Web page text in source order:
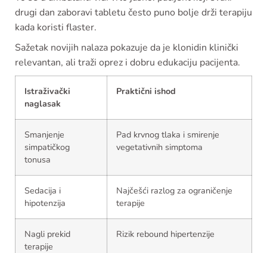
drugi dan zaboravi tabletu često puno bolje drži terapiju
kada koristi flaster.
Sažetak novijih nalaza pokazuje da je klonidin klinički
relevantan, ali traži oprez i dobru edukaciju pacijenta.
Istraživački
naglasak
Praktični ishod
Smanjenje
simpatičkog
tonusa
Pad krvnog tlaka i smirenje
vegetativnih simptoma
Sedacija i
hipotenzija
Najčešći razlog za ograničenje
terapije
Nagli prekid
terapije
Rizik rebound hipertenzije